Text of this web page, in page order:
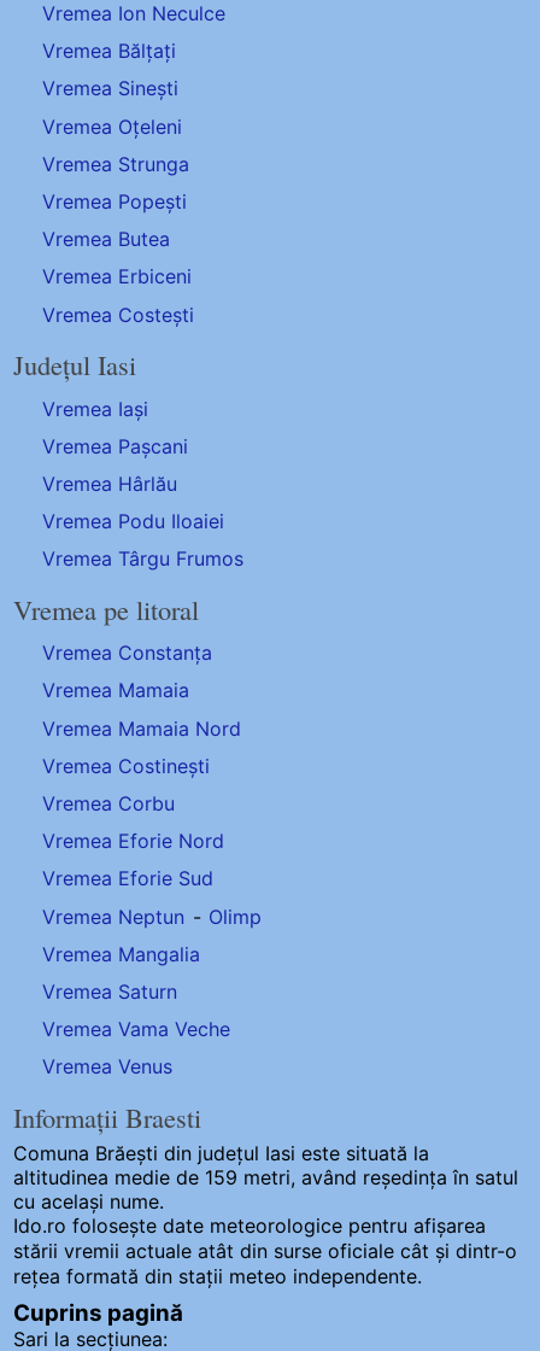
Vremea Ion Neculce
Vremea Bălțați
Vremea Sinești
Vremea Oțeleni
Vremea Strunga
Vremea Popești
Vremea Butea
Vremea Erbiceni
Vremea Costești
Județul Iasi
Vremea Iași
Vremea Pașcani
Vremea Hârlău
Vremea Podu Iloaiei
Vremea Târgu Frumos
Vremea pe litoral
Vremea Constanța
Vremea Mamaia
Vremea Mamaia Nord
Vremea Costinești
Vremea Corbu
Vremea Eforie Nord
Vremea Eforie Sud
Vremea Neptun - Olimp
Vremea Mangalia
Vremea Saturn
Vremea Vama Veche
Vremea Venus
Informații Braesti
Comuna Brăești din județul Iasi este situată la
altitudinea medie de 159 metri, având reședința în satul
cu același nume.
Ido.ro folosește date meteorologice pentru afișarea
stării vremii actuale atât din surse oficiale cât și dintr-o
rețea formată din stații meteo independente.
Cuprins pagină
Sari la secțiunea: